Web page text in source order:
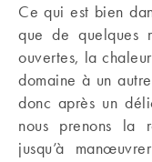
Ce qui est bien
que de quelques
ouvertes, la
domaine à un
donc après un
nous prenons la
jusqu’à